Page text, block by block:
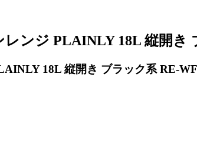
ンジ PLAINLY 18L 縦開
18L 縦開き ブラック系 RE-